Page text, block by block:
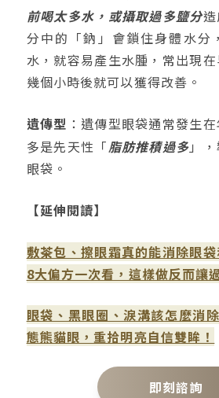
前喝太多水，或攝取過多鹽分
分中的「鈉」會鎖住身體水分
水，就容易產生水腫，常出現
幾個小時後就可以獲得改善。
遺傳型 ：遺傳型眼袋通常發生
多是先天性「脂肪推積過多」
眼袋。
【延伸閱讀】
敷茶包、擦眼霜真的能消除眼
8大偏方一次看，這樣做反而讓
眼袋、黑眼圈、淚溝該怎麼消
態熊貓眼，重拾明亮自信雙眸！
即刻諮詢